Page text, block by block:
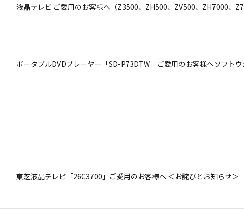
液晶テレビ ご愛用のお客様へ（Z3500、ZH500、ZV500、ZH7000、
ポータブルDVDプレーヤー「SD-P73DTW」ご愛用のお客様へソフト
東芝液晶テレビ「26C3700」ご愛用のお客様へ ＜お詫びとお知らせ＞
カラーテレビ「25J－S52，25C－S60，28J－Z52」ご愛用のお客様へ
モバイル放送受信機「MTV-S10 および MTV-S10T」ご愛用のお客様へ
液晶テレビ「32L4000，37L4000」ご愛用のお客様へ